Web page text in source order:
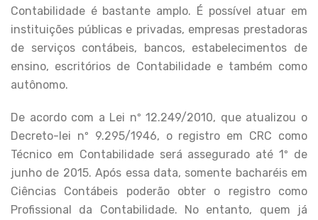
Contabilidade é bastante amplo. É possível atuar em
instituições públicas e privadas, empresas prestadoras
de serviços contábeis, bancos, estabelecimentos de
ensino, escritórios de Contabilidade e também como
autônomo.
De acordo com a Lei nº 12.249/2010, que atualizou o
Decreto-lei nº 9.295/1946, o registro em CRC como
Técnico em Contabilidade será assegurado até 1º de
junho de 2015. Após essa data, somente bacharéis em
Ciências Contábeis poderão obter o registro como
Profissional da Contabilidade. No entanto, quem já